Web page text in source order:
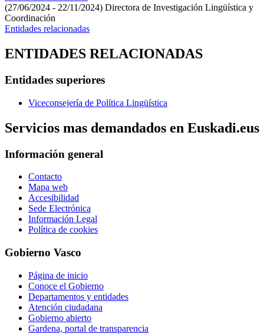
(27/06/2024 - 22/11/2024) Directora de Investigación Lingüística y
Coordinación
Entidades relacionadas
ENTIDADES RELACIONADAS
Entidades superiores
Viceconsejería de Política Lingüística
Servicios mas demandados en Euskadi.eus
Información general
Contacto
Mapa web
Accesibilidad
Sede Electrónica
Información Legal
Política de cookies
Gobierno Vasco
Página de inicio
Conoce el Gobierno
Departamentos y entidades
Atención ciudadana
Gobierno abierto
Gardena, portal de transparencia